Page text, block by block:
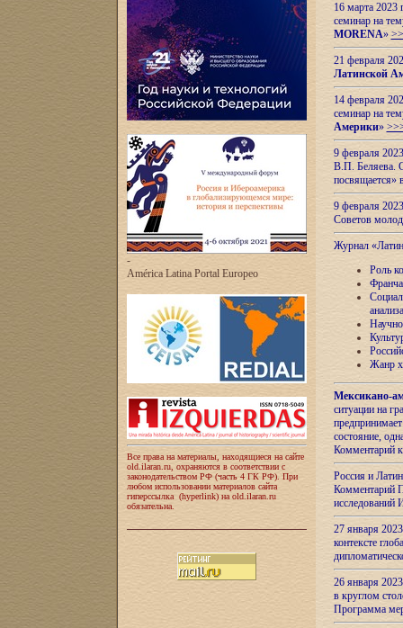
-
América Latina Portal Europeo
Все права на материалы, находящиеся на сайте
old.ilaran.ru, охраняются в соответствии с
законодательством РФ (часть 4 ГК РФ). При
любом использовании материалов сайта
гиперссылка (hyperlink) на old.ilaran.ru
обязательна.
16 марта 2023
семинар на
MORENA»
21 февраля
Латинской
14 февраля
семинар на
Америки»
9 февраля
В.П. Беляева.
посвящается»
9 февраля
Советов
Журнал
Роль
анализа
Жанр
Мексикано-
ситуации на
состояние,
Комментарий
Россия и
Комментарий
27 января
контексте
26 января
в круглом
Программа